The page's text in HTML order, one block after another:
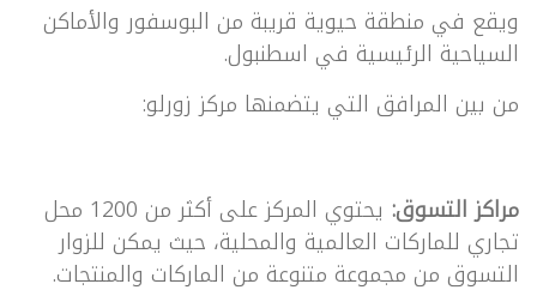
ويقع في منطقة حيوية قريبة من البوسفور والأماكن
السياحية الرئيسية في اسطنبول.
من بين المرافق التي يتضمنها مركز زورلو:
مراكز التسوق: يحتوي المركز على أكثر من 1200 محل
تجاري للماركات العالمية والمحلية، حيث يمكن للزوار
التسوق من مجموعة متنوعة من الماركات والمنتجات.